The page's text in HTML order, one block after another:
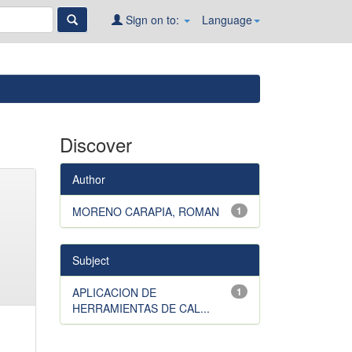
Language
Sign on to:
Discover
Author
1
MORENO CARAPIA, ROMAN
Subject
1
APLICACION DE
HERRAMIENTAS DE CAL...